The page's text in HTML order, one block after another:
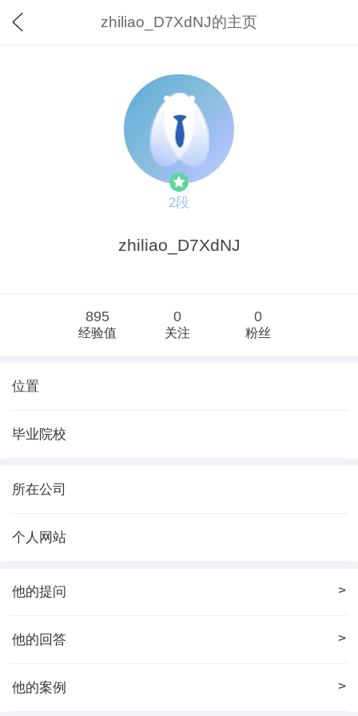
zhiliao_D7XdNJ的主页
2段
zhiliao_D7XdNJ
895
经验值
0
关注
0
粉丝
位置
毕业院校
所在公司
个人网站
他的提问 >
他的回答 >
他的案例 >